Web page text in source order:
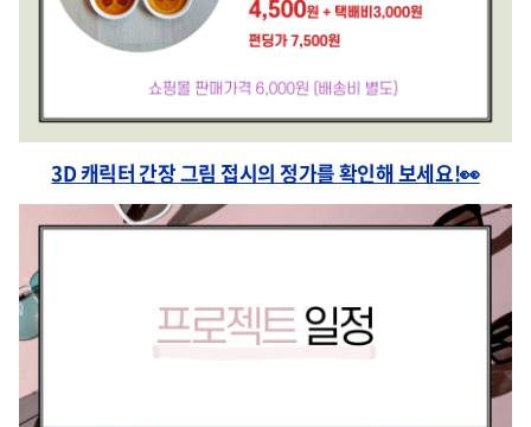
3D 캐릭터 간장 그림 접시의 정가를 확인해 보세요!👀